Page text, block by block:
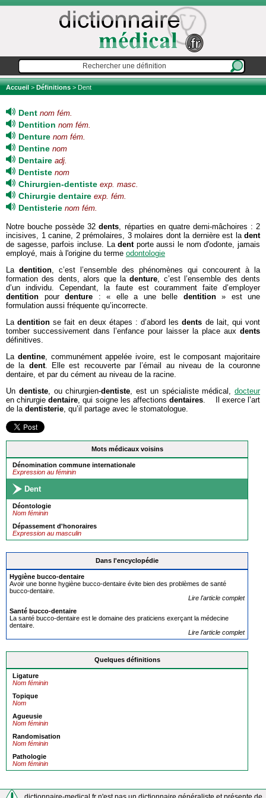
Accueil>Définitions> Dent
Mots médicaux voisins
Dénomination commune internationale
Expression au féminin
Dent
Déontologie
Nom féminin
Dépassement d'honoraires
Expression au masculin
Dans l'encyclopédie
Hygiène bucco-dentaire
Avoir une bonne hygiène bucco-dentaire évite bien des problèmes de santé
bucco-dentaire.
Lire l'article complet
Santé bucco-dentaire
La santé bucco-dentaire est le domaine des praticiens exerçant la médecine
dentaire.
Lire l'article complet
Quelques définitions
Ligature
Nom féminin
Topique
Nom
Agueusie
Nom féminin
Randomisation
Nom féminin
Pathologie
Nom féminin
Dent nom fém.
Dentition nom fém.
Denture nom fém.
Dentine nom
Dentaire adj.
Dentiste nom
Chirurgien-dentiste exp. masc.
Chirurgie dentaire exp. fém.
Dentisterie nom fém.
Notre bouche possède 32dents, réparties en quatre demi-mâchoires : 2
incisives, 1 canine, 2 prémolaires, 3 molaires dont la dernière est la dent
de sagesse, parfois incluse. Ladentporte aussi le nom d'odonte, jamais
employé, mais à l'origine du terme odontologie
La dentition, c’est l’ensemble des phénomènes qui concourent à la
formation des dents, alors que ladenture, c’est l’ensemble des dents
d’un individu. Cependant, la faute est couramment faite d’employer
dentition pour denture : « elle a une belle dentition» est une
formulation aussi fréquente qu’incorrecte.
Ladentition se fait en deux étapes : d’abord lesdents de lait, qui vont
tomber successivement dans l’enfance pour laisser la place aux dents
définitives.
La dentine, communément appelée ivoire, est le composant majoritaire
de la dent. Elle est recouverte par l’émail au niveau de la couronne
dentaire, et par du cément au niveau de la racine.
Un dentiste, ou chirurgien-dentiste, est un spécialiste médical, docteur
en chirurgiedentaire, qui soigne les affectionsdentaires. Il exerce l’art
de la dentisterie, qu’il partage avec le stomatologue.